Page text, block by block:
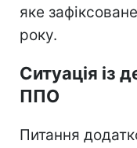
яке
року.
Ситуація із
ППО
Питання